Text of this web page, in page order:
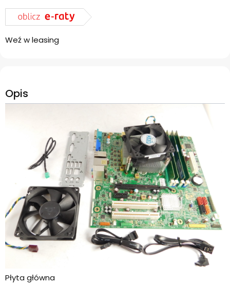
Weź w leasing
Opis
Płyta główna